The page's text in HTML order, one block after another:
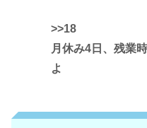
>>18
月休み4日、残業
よ